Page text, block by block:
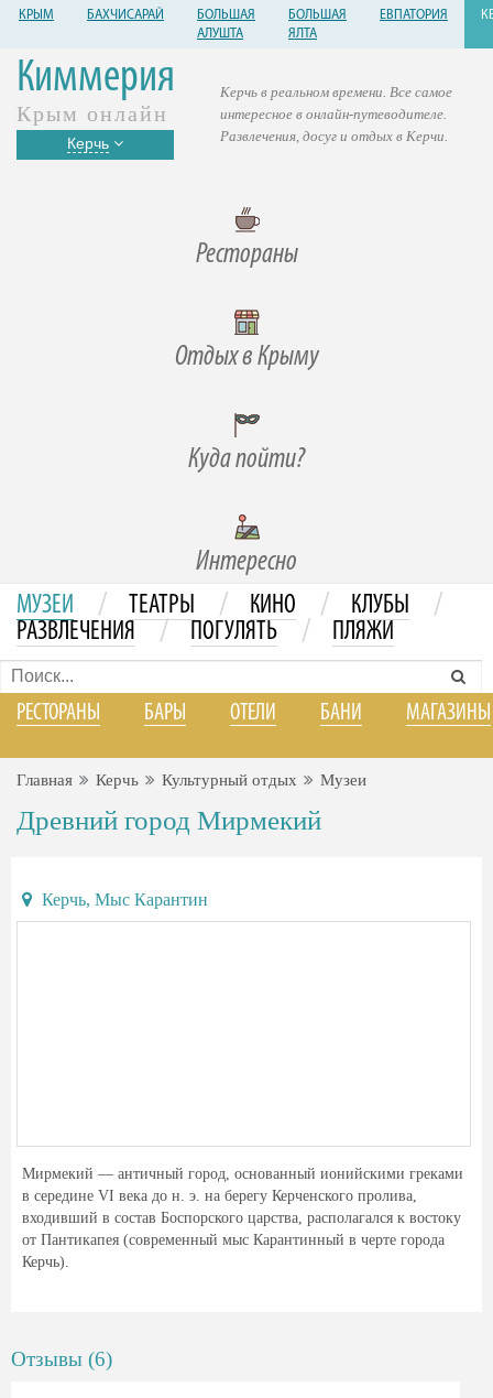
КРЫМ БАХЧИСАРАЙ
БОЛЬШАЯ
АЛУШТА
БОЛЬШАЯ
ЯЛТА
ЕВПАТОРИЯ
Киммерия
Крым онлайн
Керчь
Рестораны
Отдых в Крыму
Куда пойти?
Интересно
Керчь в реальном времени. Все самое
интересное в онлайн-путеводителе.
Развлечения, досуг и отдых в Керчи.
МУЗЕИ / ТЕАТРЫ / КИНО / КЛУБЫ /
РАЗВЛЕЧЕНИЯ / ПОГУЛЯТЬ / ПЛЯЖИ
РЕСТОРАНЫ БАРЫ ОТЕЛИ БАНИ МАГАЗИНЫ
Главная Керчь Культурный отдых Музеи
Древний город Мирмекий
Керчь, Мыс Карантин
Мирмекий — античный город, основанный ионийскими греками
в середине VI века до н. э. на берегу Керченского пролива,
входивший в состав Боспорского царства, располагался к востоку
от Пантикапея (современный мыс Карантинный в черте города
Керчь).
Отзывы (6)